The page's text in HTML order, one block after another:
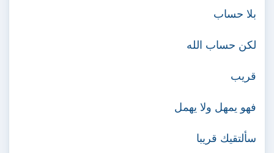
بلا حساب
لكن حساب الله
قريب
فهو يمهل ولا يهمل
سألتقيك قريبا